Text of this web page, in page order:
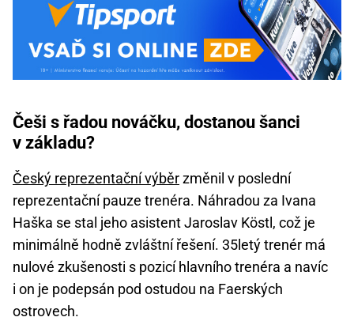
Češi s řadou nováčku, dostanou šanci
v základu?
Český reprezentační výběrzměnil v poslední
reprezentační pauze trenéra. Náhradou za Ivana
Haška se stal jeho asistent Jaroslav Köstl, což je
minimálně hodně zvláštní řešení. 35letý trenér má
nulové zkušenosti s pozicí hlavního trenéra a navíc
i on je podepsán pod ostudou na Faerských
ostrovech.